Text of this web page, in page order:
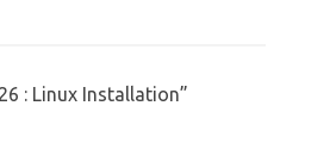
: Linux Installation”